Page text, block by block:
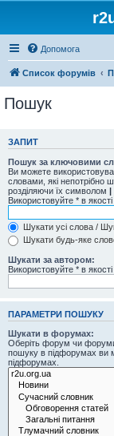
Допомога
Список форумів
Пошук
ЗАПИТ
Пошук за ключовими
Ви можете
словами, які непотрібно
розділяючи їх символом |
Використовуйте * в
Шукати усі слова /
Шукати будь-яке
Шукати за автором:
Використовуйте * в
ПАРАМЕТРИ ПОШУКУ
Шукати в форумах:
Оберіть форум чи
пошуку в підфорумах ви
підфорумах.